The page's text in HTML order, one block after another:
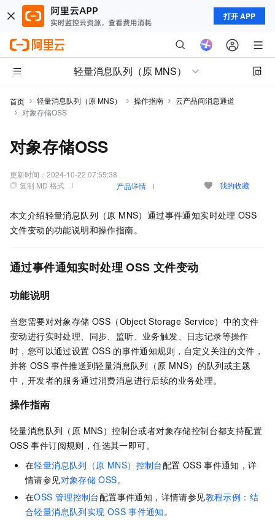
打开 APP
轻量消息队列（原 MNS）
首页 轻量消息队列（原 MNS） 操作指南
云产品间消息通道
对象存储OSS
对象存储OSS
更新时间： 2024-10-22 07:55:38
复制 MD 格式
产品详情 我的收藏
本文介绍轻量消息队列（原 MNS） 通过事件通知实时处理 OSS
文件变动的功能说明和操作指南。
通过事件通知实时处理 OSS 文件变动
功能说明
当您需要对对象存储 OSS（Object Storage Service） 中的文件
变动进行实时处理、同步、监听、业务触发、日志记录等操作
时，您可以通过设置 OSS 的事件通知规则，自定义关注的文件，
并将 OSS 事件推送到轻量消息队列（原 MNS） 的队列或主题
中，开发者的服务通过消费消息进行后续的业务处理。
操作指南
轻量消息队列（原 MNS）控制台或者对象存储控制台都支持配置
OSS 事件订阅规则，任选其一即可。
在轻量消息队列（原 MNS）控制台配置 OSS 事件通知，详
情请参见对象存储 OSS。
在OSS 管理控制台配置事件通知，详情请参见教程示例：结
合轻量消息队列实现 OSS 事件通知 。